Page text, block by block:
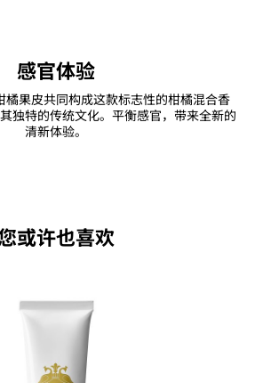
感官体验
橘果皮共同构成这款标志性的柑橘混合香
独特的传统文化。平衡感官，带来全新的
清新体验。
或许也喜欢